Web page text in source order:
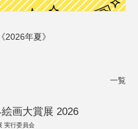
年夏》
一覧
画大賞展 2026
実行委員会